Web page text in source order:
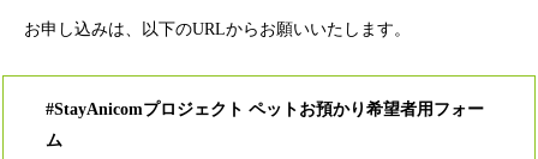
お申し込みは、以下のURLからお願いいたします。
#StayAnicomプロジェクト ペットお預かり希望者用フォー
ム